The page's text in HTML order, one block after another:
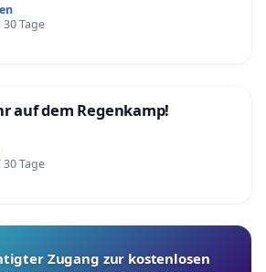
Tage
auf dem Regenkamp!
Tage
Zugang zur kostenlosen